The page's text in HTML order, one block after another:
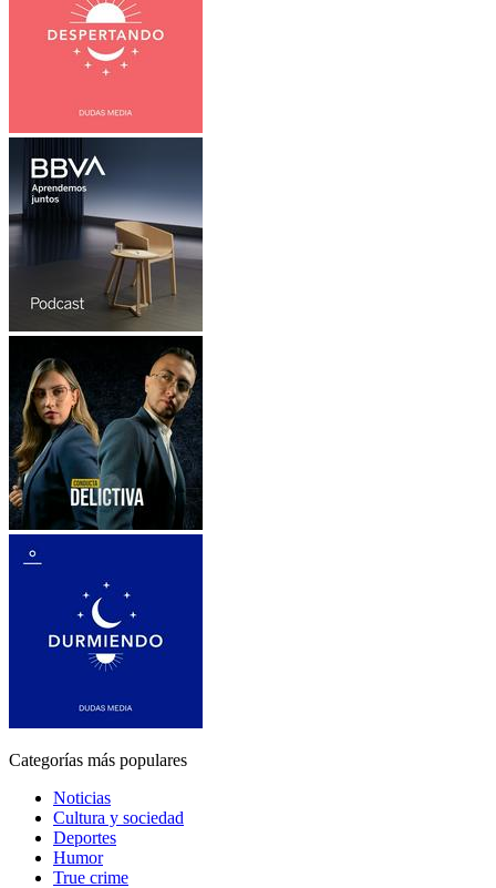
Categorías más populares
Noticias
Cultura y sociedad
Deportes
Humor
True crime